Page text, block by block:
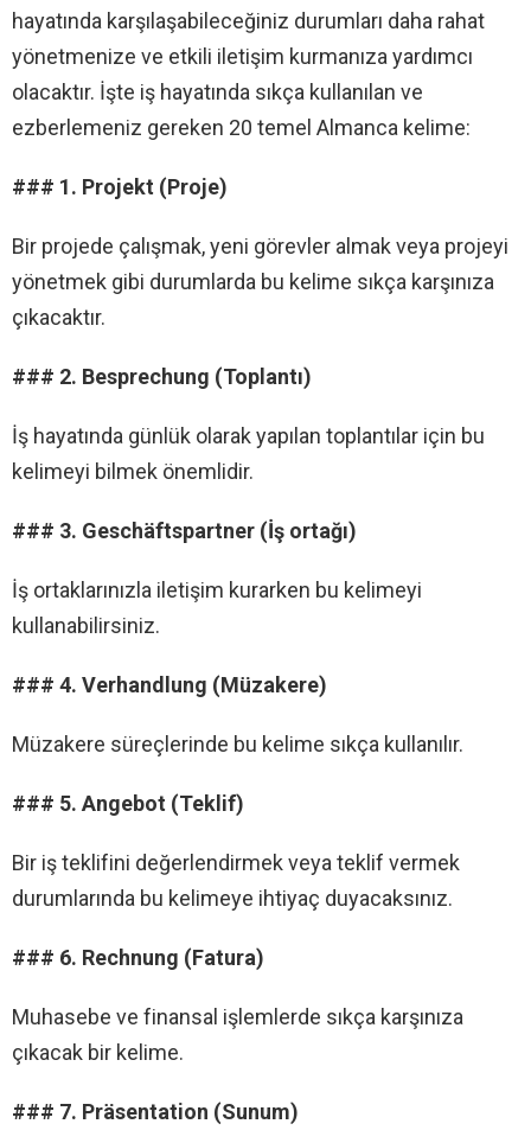
hayatında karşılaşabileceğiniz durumları daha rahat
yönetmenize ve etkili iletişim kurmanıza yardımcı
olacaktır. İşte iş hayatında sıkça kullanılan ve
ezberlemeniz gereken 20 temel Almanca kelime:
### 1. Projekt (Proje)
Bir projede çalışmak, yeni görevler almak veya projeyi
yönetmek gibi durumlarda bu kelime sıkça karşınıza
çıkacaktır.
### 2. Besprechung (Toplantı)
İş hayatında günlük olarak yapılan toplantılar için bu
kelimeyi bilmek önemlidir.
### 3. Geschäftspartner (İş ortağı)
İş ortaklarınızla iletişim kurarken bu kelimeyi
kullanabilirsiniz.
### 4. Verhandlung (Müzakere)
Müzakere süreçlerinde bu kelime sıkça kullanılır.
### 5. Angebot (Teklif)
Bir iş teklifini değerlendirmek veya teklif vermek
durumlarında bu kelimeye ihtiyaç duyacaksınız.
### 6. Rechnung (Fatura)
Muhasebe ve finansal işlemlerde sıkça karşınıza
çıkacak bir kelime.
### 7. Präsentation (Sunum)